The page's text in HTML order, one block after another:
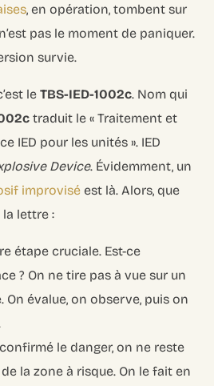
, en opération, tombent sur
pas le moment de paniquer.
survie.
leTBS-IED-1002c. Nom qui
traduit le « Traitement et
IED pour les unités ». IED
Device. Évidemment, un
improvisé est là. Alors, que
la lettre :
étape cruciale. Est-ce
? On ne tire pas à vue sur un
On évalue, on observe, puis on
le danger, on ne reste
de la zone à risque. On le fait en